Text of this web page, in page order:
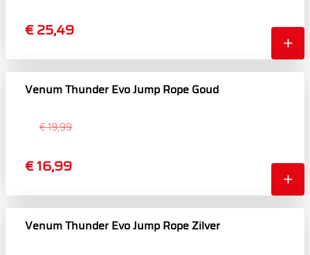
€ 25,49
Venum Thunder Evo Jump Rope Goud
€ 19,99
€ 16,99
Venum Thunder Evo Jump Rope Zilver